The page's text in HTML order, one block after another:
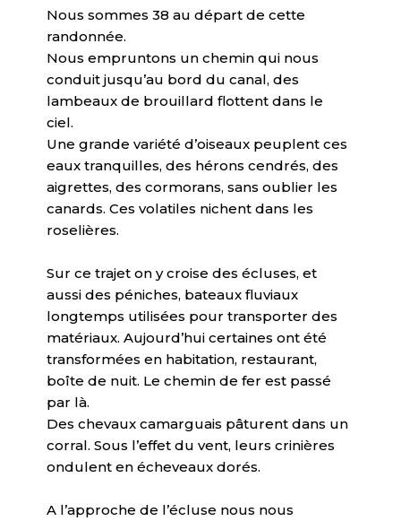
Nous sommes 38 au départ de cette
randonnée.
Nous empruntons un chemin qui nous
conduit jusqu’au bord du canal, des
lambeaux de brouillard flottent dans le
ciel.
Une grande variété d’oiseaux peuplent ces
eaux tranquilles, des hérons cendrés, des
aigrettes, des cormorans, sans oublier les
canards. Ces volatiles nichent dans les
roselières.
Sur ce trajet on y croise des écluses, et
aussi des péniches, bateaux fluviaux
longtemps utilisées pour transporter des
matériaux. Aujourd’hui certaines ont été
transformées en habitation, restaurant,
boîte de nuit. Le chemin de fer est passé
par là.
Des chevaux camarguais pâturent dans un
corral. Sous l’effet du vent, leurs crinières
ondulent en écheveaux dorés.
A l’approche de l’écluse nous nous